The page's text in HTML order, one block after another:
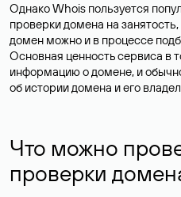
Однако Whois пользуется
проверки домена на
домен можно и в процессе
Основная ценность сервиса в
информацию о домене, и
об истории домена и его
Что можно
проверки